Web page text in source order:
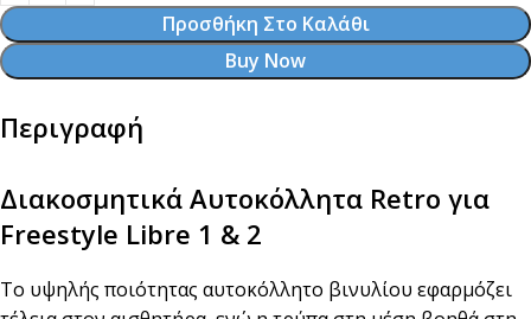
Προσθήκη Στο Καλάθι
Buy Now
Περιγραφή
Διακοσμητικά Αυτοκόλλητα Retro για
Freestyle Libre 1 & 2
Το υψηλής ποιότητας αυτοκόλλητο βινυλίου εφαρμόζει